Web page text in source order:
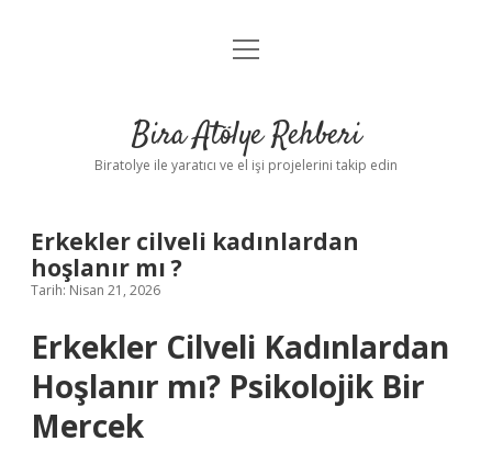
Anasayfa
Yasal Uyarı
menüyü
Bira Atölye Rehberi
Biratolye ile yaratıcı ve el işi projelerini takip edin
Erkekler cilveli kadınlardan
hoşlanır mı ?
Tarih: Nisan 21, 2026
Erkekler Cilveli Kadınlardan
Hoşlanır mı? Psikolojik Bir
Mercek